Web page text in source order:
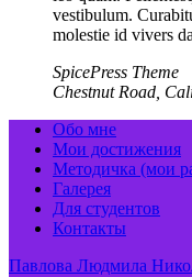
vestibulum.
molestie id vivers
SpicePress Theme
Chestnut Road,
Обо мне
Мои достижения
Методичка (мои
Галерея
Для студентов
Контакты
Павлова Людмила